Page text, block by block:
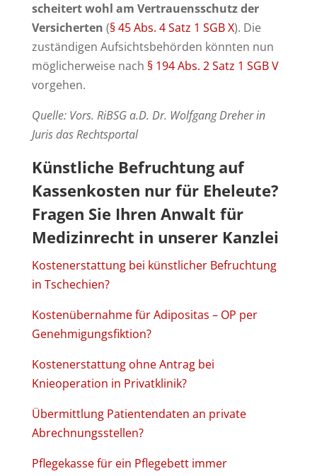
scheitert wohl am Vertrauensschutz der
Versicherten (§ 45 Abs. 4 Satz 1 SGB X). Die
zuständigen Aufsichtsbehörden könnten nun
möglicherweise nach § 194 Abs. 2 Satz 1 SGB V
vorgehen.
Quelle: Vors. RiBSG a.D. Dr. Wolfgang Dreher in
Juris das Rechtsportal
Künstliche Befruchtung auf
Kassenkosten nur für Eheleute?
Fragen Sie Ihren Anwalt für
Medizinrecht in unserer Kanzlei
Kostenerstattung bei künstlicher Befruchtung
in Tschechien?
Kostenübernahme für Adipositas – OP per
Genehmigungsfiktion?
Kostenerstattung ohne Antrag bei
Knieoperation in Privatklinik?
Übermittlung Patientendaten an private
Abrechnungsstellen?
Pflegekasse für ein Pflegebett immer